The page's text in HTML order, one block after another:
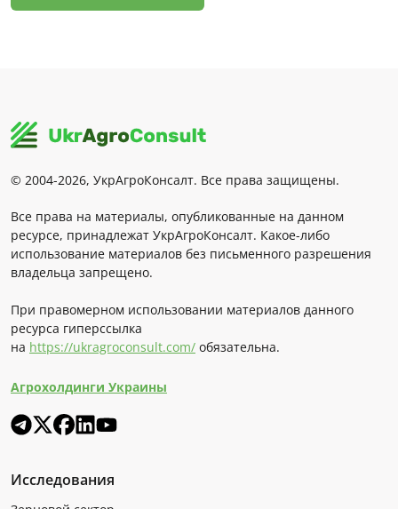
© 2004-2026, УкрАгроКонсалт. Все права защищены.
Все права на материалы, опубликованные на данном
ресурсе, принадлежат УкрАгроКонсалт. Какое-либо
использование материалов без письменного разрешения
владельца запрещено.
При правомерном использовании материалов данного
ресурса гиперссылка
на https://ukragroconsult.com/ обязательна.
Агрохолдинги Украины
Исследования